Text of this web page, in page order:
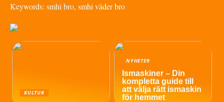
Keywords: smhi bro, smhi väder bro
KULTUR
NYHETER
Ismaskiner – Din
kompletta guide till
att välja rätt ismaskin
för hemmet